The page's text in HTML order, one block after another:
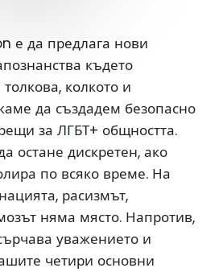
е да предлага нови
където
колкото и
да създадем безопасно
за ЛГБТ+ общността.
остане дискретен, ако
по всяко време. На
расизмът,
няма място. Напротив,
уважението и
четири основни